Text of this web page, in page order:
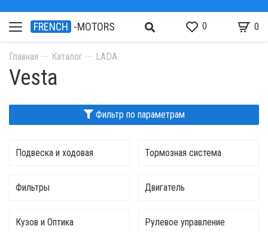
FRENCH -MOTORS 0 0
Главная Каталог LADA
Vesta
Фильтр по параметрам
Подвеска и ходовая Тормозная система
Фильтры Двигатель
Кузов и Оптика Рулевое управление